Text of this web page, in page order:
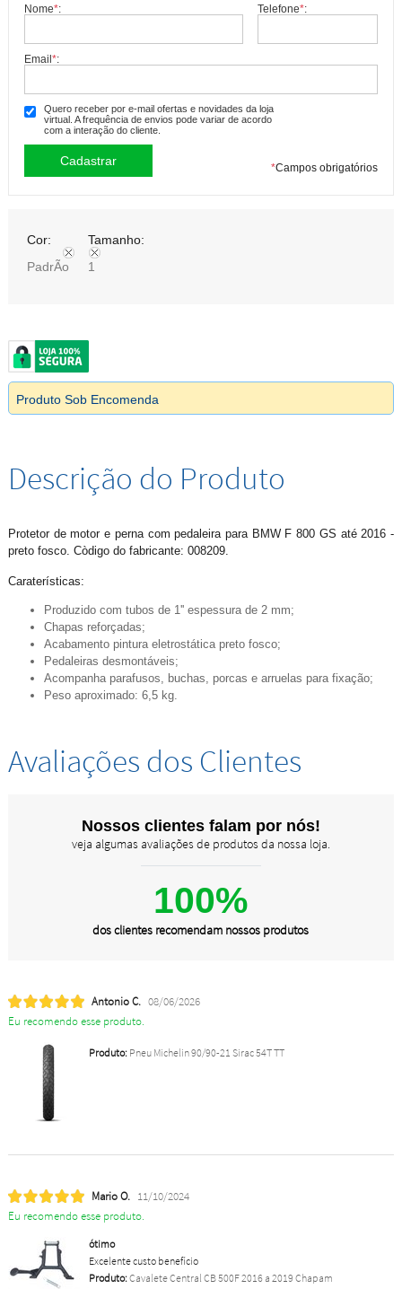
Nome*: Telefone*:
Email*:
Quero receber por e-mail ofertas e novidades da loja
virtual. A frequência de envios pode variar de acordo
com a interação do cliente.
*Campos obrigatórios
Cor:
PadrÃo
Tamanho:
1
Produto Sob Encomenda
Descrição do Produto
Protetor de motor e perna com pedaleira para BMW F 800 GS até 2016 -
preto fosco. Còdigo do fabricante: 008209.
Caraterísticas:
Produzido com tubos de 1'' espessura de 2 mm;
Chapas reforçadas;
Acabamento pintura eletrostática preto fosco;
Pedaleiras desmontáveis;
Acompanha parafusos, buchas, porcas e arruelas para fixação;
Peso aproximado: 6,5 kg.
Avaliações dos Clientes
Nossos clientes falam por nós!
veja algumas avaliações de produtos da nossa loja.
100%
dos clientes recomendam nossos produtos
Antonio C. 08/06/2026
Eu recomendo esse produto.
Produto:Pneu Michelin 90/90-21 Sirac 54T TT
Mario O. 11/10/2024
Eu recomendo esse produto.
ótimo
Excelente custo benefício
Produto:Cavalete Central CB 500F 2016 a 2019 Chapam